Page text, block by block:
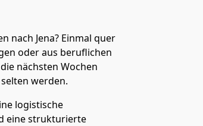
nach Jena? Einmal quer
oder aus beruflichen
nächsten Wochen
werden.
logistische
eine strukturierte